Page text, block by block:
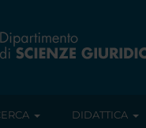
DIDATTICA